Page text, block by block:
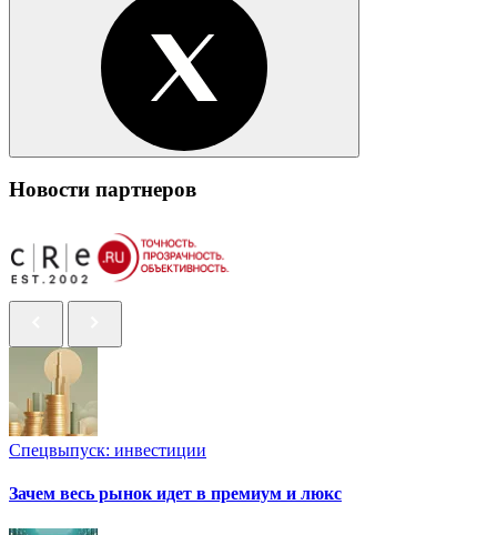
Новости партнеров
Спецвыпуск: инвестиции
Зачем весь рынок идет в премиум и люкс